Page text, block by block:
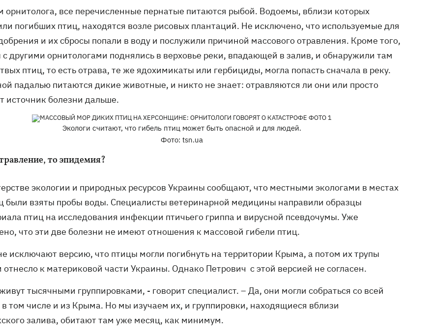
орнитолога, все перечисленные пернатые питаются рыбой. Водоемы, вблизи которых
погибших птиц, находятся возле рисовых плантаций. Не исключено, что используемые для
и их сбросы попали в воду и послужили причиной массового отравления. Кроме того,
с другими орнитологами поднялись в верховье реки, впадающей в залив, и обнаружили там
птиц, то есть отрава, те же ядохимикаты или гербициды, могла попасть сначала в реку.
падалью питаются дикие животные, и никто не знает: отравляются ли они или просто
источник болезни дальше.
Экологи считают, что гибель птиц может быть опасной и для людей.
Фото: tsn.ua
то эпидемия?
экологии и природных ресурсов Украины сообщают, что местными экологами в местах
были взяты пробы воды. Специалисты ветеринарной медицины направили образцы
птиц на исследования инфекции птичьего гриппа и вирусной псевдочумы. Уже
что эти две болезни не имеют отношения к массовой гибели птиц.
исключают версию, что птицы могли погибнуть на территории Крыма, а потом их трупы
к материковой части Украины. Однако Петрович с этой версией не согласен.
тысячными группировками, - говорит специалист. – Да, они могли собраться со всей
том числе и из Крыма. Но мы изучаем их, и группировки, находящиеся вблизи
залива, обитают там уже месяц, как минимум.